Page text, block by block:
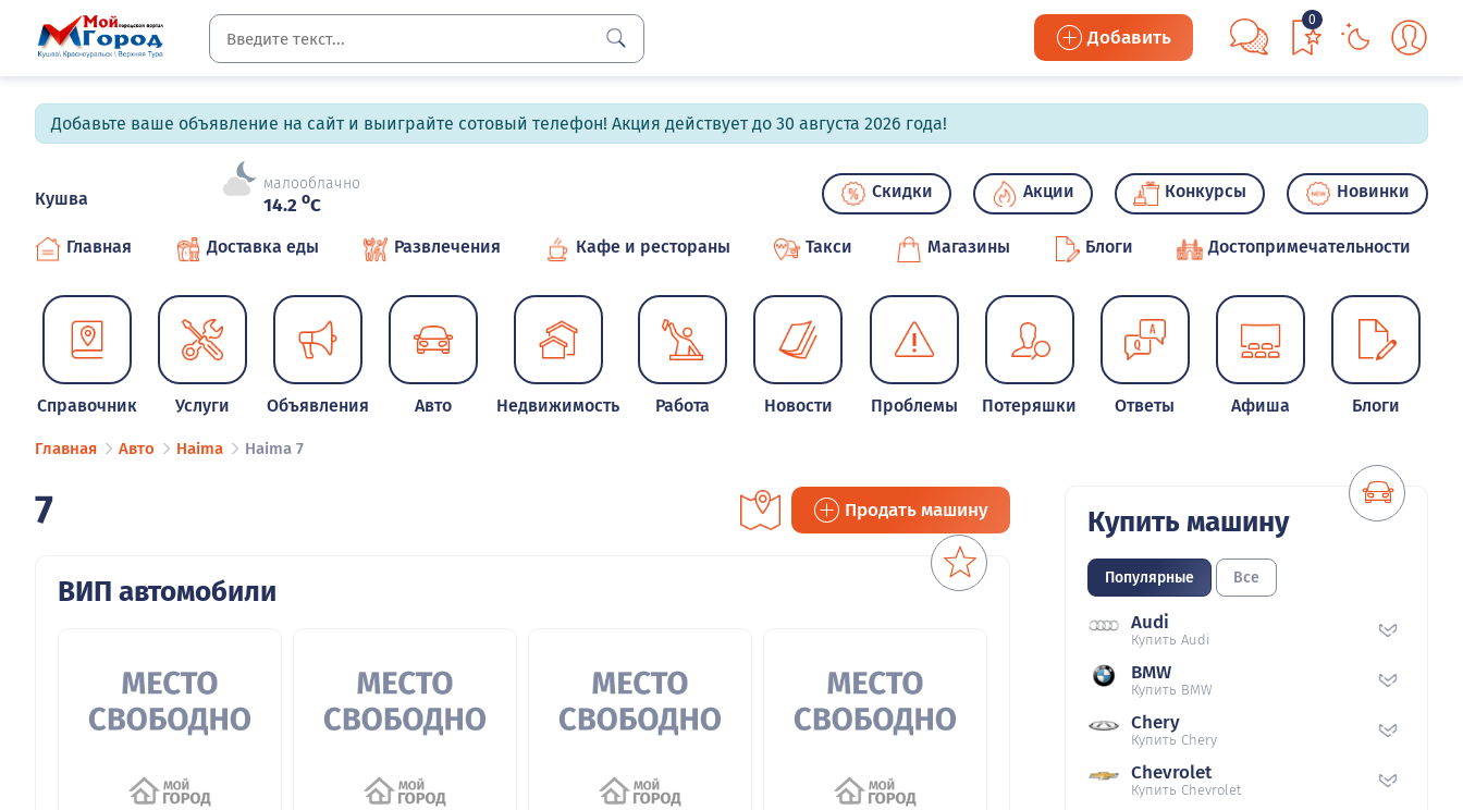
Добавить
0
Добавьте ваше объявление на сайт и выиграйте сотовый телефон! Акция действует до 30 августа 2026 года!
Кушва
малооблачно
14.2 oC
Скидки Акции Конкурсы Новинки
Главная Доставка еды Развлечения Кафе и рестораны Такси Магазины Блоги Достопримечательности
Справочник Услуги Объявления Авто Недвижимость Работа Новости Проблемы Потеряшки Ответы Афиша Блоги
Главная Авто Haima Haima 7
7 Продать машину
ВИП автомобили
Купить машину
Популярные Все
Audi
Купить Audi
BMW
Купить BMW
Chery
Купить Chery
Chevrolet
Купить Chevrolet